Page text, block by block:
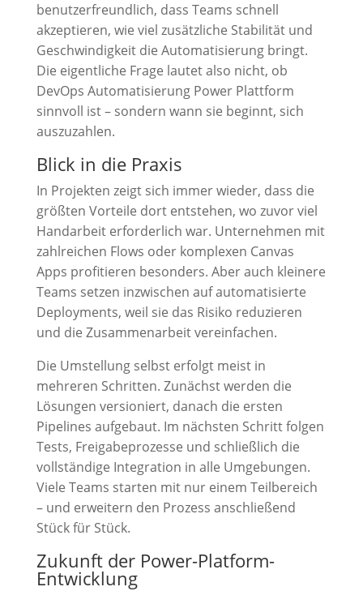
benutzerfreundlich, dass Teams schnell
akzeptieren, wie viel zusätzliche Stabilität und
Geschwindigkeit die Automatisierung bringt.
Die eigentliche Frage lautet also nicht, ob
DevOps Automatisierung Power Plattform
sinnvoll ist – sondern wann sie beginnt, sich
auszuzahlen.
Blick in die Praxis
In Projekten zeigt sich immer wieder, dass die
größten Vorteile dort entstehen, wo zuvor viel
Handarbeit erforderlich war. Unternehmen mit
zahlreichen Flows oder komplexen Canvas
Apps profitieren besonders. Aber auch kleinere
Teams setzen inzwischen auf automatisierte
Deployments, weil sie das Risiko reduzieren
und die Zusammenarbeit vereinfachen.
Die Umstellung selbst erfolgt meist in
mehreren Schritten. Zunächst werden die
Lösungen versioniert, danach die ersten
Pipelines aufgebaut. Im nächsten Schritt folgen
Tests, Freigabeprozesse und schließlich die
vollständige Integration in alle Umgebungen.
Viele Teams starten mit nur einem Teilbereich
– und erweitern den Prozess anschließend
Stück für Stück.
Zukunft der Power-Platform-
Entwicklung